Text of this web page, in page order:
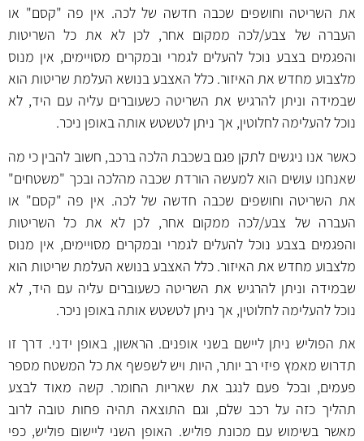
את השריטה וחושפים שכבה חדשה של לכה. אין פה "קסם" או
העברה של צבע/לכה ממקום אחר, לכן לא את כל השריטות
והפגמים בצבע נוכל להעלים לגמרי ובמקרים מסויימים, אין מנוס
מלצבוע מחדש את האיזור. כלל האצבע בנושא העלמת שריטות הוא
שבמידה וניתן להרגיש את השריטה כשעוברים עליה עם היד, לא
נוכל להעלימה לחלוטין, אך ניתן לטשטש אותה באופן ניכר.
כאשר אנו ניגשים לתקן פגם בשכבת הלכה ברכב, חשוב להבין כי מה
שאנחנו עושים הוא למעשה הורדת שכבה מהלכה ובכך "משטחים"
את השריטה וחושפים שכבה חדשה של לכה. אין פה "קסם" או
העברה של צבע/לכה ממקום אחר, לכן לא את כל השריטות
והפגמים בצבע נוכל להעלים לגמרי ובמקרים מסויימים, אין מנוס
מלצבוע מחדש את האיזור. כלל האצבע בנושא העלמת שריטות הוא
שבמידה וניתן להרגיש את השריטה כשעוברים עליה עם היד, לא
נוכל להעלימה לחלוטין, אך ניתן לטשטש אותה באופן ניכר.
את הפוליש ניתן ליישם בשני אופנים. הראשון, באופן ידני. דרך זו
תדרוש מאמץ פיזי רב יותר, היות ויש לשפשף את כל המשטח מספר
פעמים, ובכל פעם לנגב את שאריות החומר. קשה מאוד לבצע
תהליך כזה על רכב שלם, וגם התוצאה תהיה פחות טובה לרוב
מאשר בשימוש עם מכונת פוליש. האופן השני ליישום פוליש, כפי